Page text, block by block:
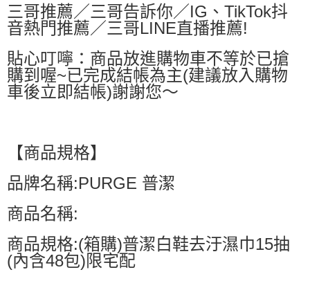
三哥推薦／三哥告訴你／IG、TikTok抖
音熱門推薦／三哥LINE直播推薦!
貼心叮嚀：商品放進購物車不等於已搶
購到喔~已完成結帳為主(建議放入購物
車後立即結帳)謝謝您～
【商品規格】
品牌名稱:PURGE 普潔
商品名稱:
商品規格:(箱購)普潔白鞋去汙濕巾15抽
(內含48包)限宅配